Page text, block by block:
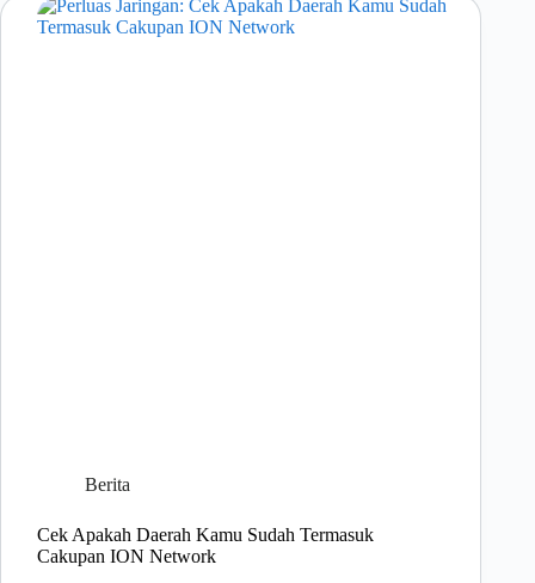
Berita
Cek Apakah Daerah Kamu Sudah Termasuk
Cakupan ION Network